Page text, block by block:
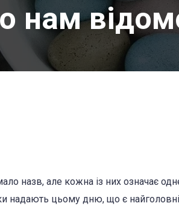
нам
назв, але кожна із них означає
надають цьому дню, що є